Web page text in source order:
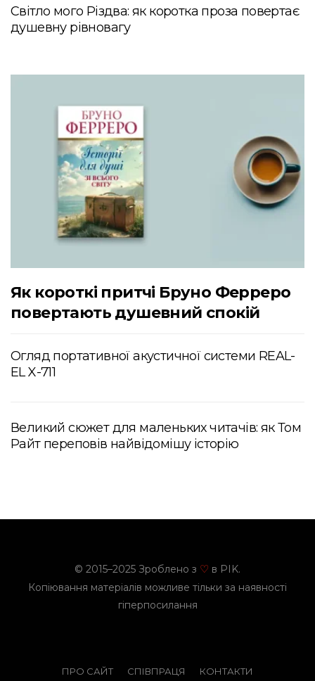
Світло мого Різдва: як коротка проза повертає
душевну рівновагу
Як короткі притчі Бруно Ферреро
повертають душевний спокій
Огляд портативної акустичної системи REAL-
EL X-711
Великий сюжет для маленьких читачів: як Том
Райт переповів найвідомішу історію
© 2015–2025 Зроблено з ♡ в PIK.
Копіювання матеріалів можливе тільки за наявності
гіперпосилання
ПРО САЙТ СПІВПРАЦЯ КОНТАКТИ